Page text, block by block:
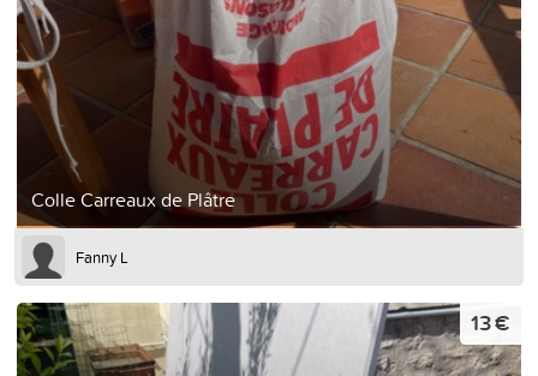
Colle Carreaux de Plâtre
Fanny L
13 €